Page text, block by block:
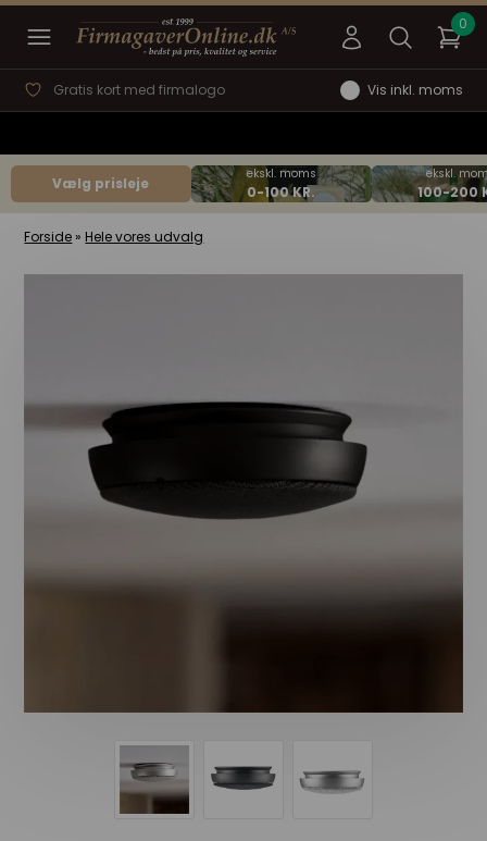
Gratis kort med firmalogo Vis inkl. moms
Vælg prisleje
Forside » Hele vores udvalg